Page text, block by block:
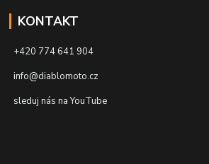
KONTAKT
+420 774 641 904
info@diablomoto.cz
sleduj nás na YouTube